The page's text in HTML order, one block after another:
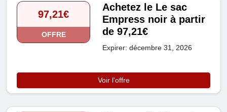
97,21€
OFFRE
Achetez le Le sac
Empress noir à partir
de 97,21€
Expirer: décembre 31, 2026
Voir l'offre